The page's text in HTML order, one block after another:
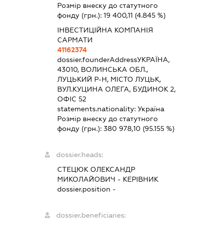
Розмір внеску до статутного
фонду (грн.): 19 400,11 (4.845 %)
ІНВЕСТИЦІЙНА КОМПАНІЯ
САРМАТИ
41162374
dossier.founderAddressУКРАЇНА,
43010, ВОЛИНСЬКА ОБЛ.,
ЛУЦЬКИЙ Р-Н, МІСТО ЛУЦЬК,
ВУЛ.КУЦИНА ОЛЕГА, БУДИНОК 2,
ОФІС 52
statements.nationality: Україна
Розмір внеску до статутного
фонду (грн.): 380 978,10 (95.155 %)
dossier.heads:
СТЕЦЮК ОЛЕКСАНДР
МИКОЛАЙОВИЧ - КЕРІВНИК
dossier.position -
dossier.beneficiaries: